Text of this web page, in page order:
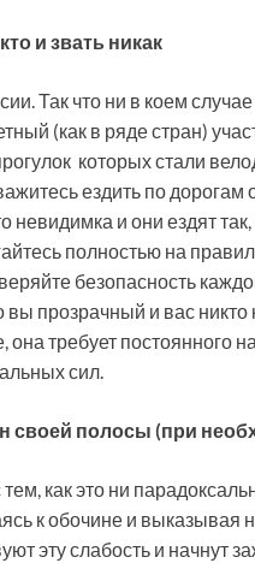
и звать никак
Так что ни в коем
(как в ряде стран)
которых стали
ездить по
невидимка и они ездят
полностью на
безопасность
вы прозрачный и вас
она требует постоянного
сил.
своей полосы (при
как это ни
к обочине и выказывая
эту слабость и начнут